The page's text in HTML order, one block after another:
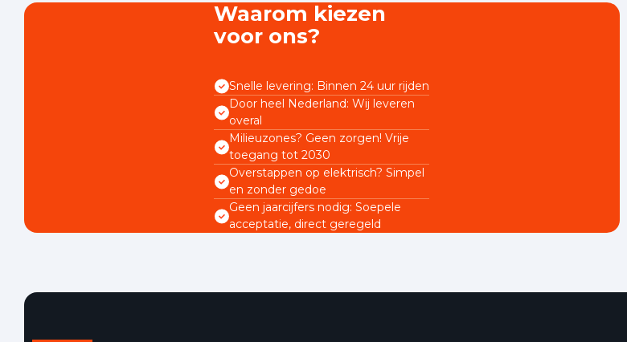
Waarom kiezen
voor ons?
Snelle levering: Binnen 24 uur rijden
Door heel Nederland: Wij leveren
overal
Milieuzones? Geen zorgen! Vrije
toegang tot 2030
Overstappen op elektrisch? Simpel
en zonder gedoe
Geen jaarcijfers nodig: Soepele
acceptatie, direct geregeld